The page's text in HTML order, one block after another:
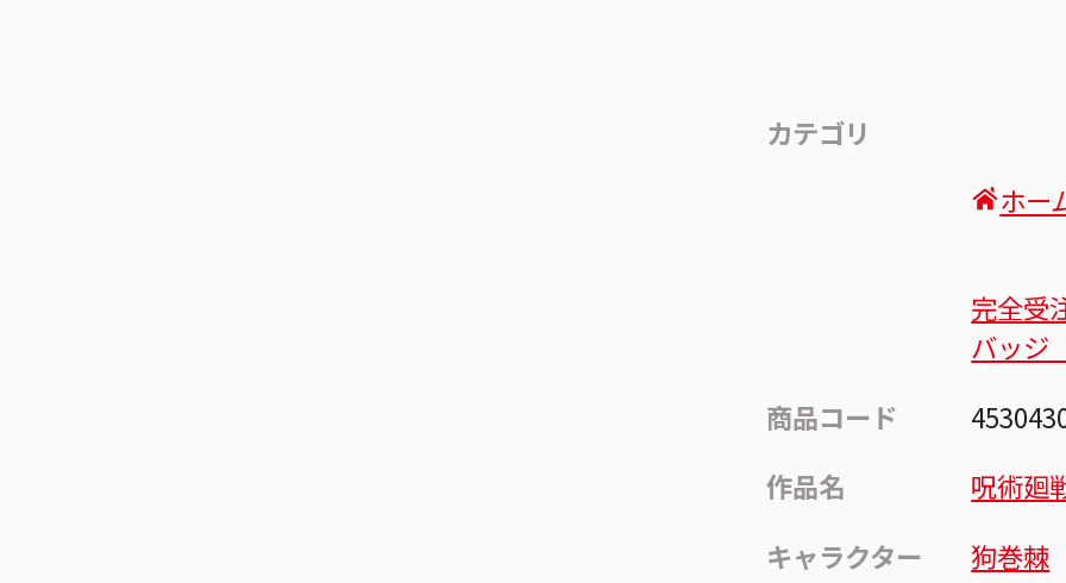
カテゴリ
ホー
完全受
バッ
商品コード
作品名
呪術廻
キャラクター
狗巻棘